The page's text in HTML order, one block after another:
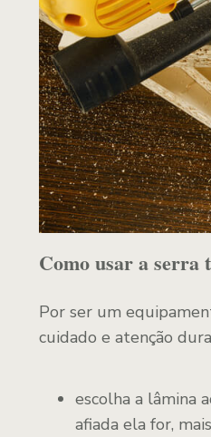
Como usar a serra
Por ser um
cuidado e atenção
escolha a lâmina
afiada ela for,